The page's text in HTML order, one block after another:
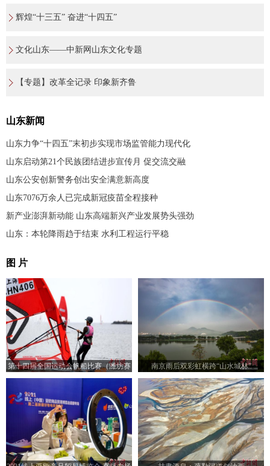
辉煌“十三五” 奋进“十四五”
文化山东——中新网山东文化专题
【专题】改革全记录 印象新齐鲁
山东新闻
山东力争“十四五”末初步实现市场监管能力现代化
山东启动第21个民族团结进步宣传月 促交流交融
山东公安创新警务创出安全满意新高度
山东7076万余人已完成新冠疫苗全程接种
新产业澎湃新动能 山东高端新兴产业发展势头强劲
山东：本轮降雨趋于结束 水利工程运行平稳
图 片
第十四届全国运动会帆船比赛（潍坊赛
区）开幕
南京雨后双彩虹横跨“山水城林”